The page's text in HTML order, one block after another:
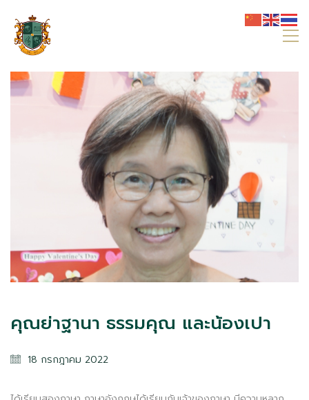
คุณย่าฐานา ธรรมคุณ และน้องเปา
18 กรกฎาคม 2022
Imperial Phitsanulok Bilingual School
ข้อมูลที่เป็นประโยชน์
สิ่งอำนวยความสะดวก